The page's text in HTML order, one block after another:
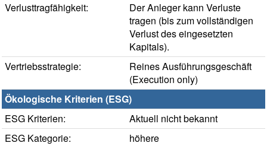
Verlusttragfähigkeit:
Der Anleger kann Verluste
tragen (bis zum vollständigen
Verlust des eingesetzten
Kapitals).
Vertriebsstrategie:
Reines Ausführungsgeschäft
(Execution only)
Ökologische Kriterien (ESG)
ESG Kriterien:
Aktuell nicht bekannt
ESG Kategorie:
höhere